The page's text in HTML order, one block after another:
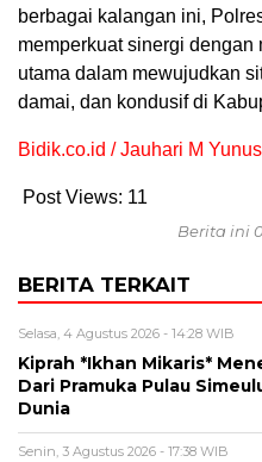
berbagai kalangan ini,
memperkuat sinergi
utama dalam mewujudkan
damai, dan kondusif di
Bidik.co.id / Jauhari M
Post Views: 11
Berita ini
BERITA TERKAIT
Selasa, 4 Agustus 2026 - 14:28 WIB
Kiprah *Ikhan Mikaris*
Dari Pramuka Pulau
Dunia
Senin, 3 Agustus 2026 - 17:38 WIB